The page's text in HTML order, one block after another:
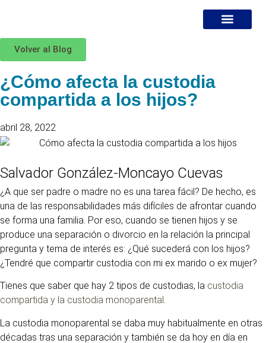
Volver al Blog
¿Cómo afecta la custodia
compartida a los hijos?
abril 28, 2022
Salvador González-Moncayo Cuevas
¿A que ser padre o madre no es una tarea fácil? De hecho, es
una de las responsabilidades más difíciles de afrontar cuando
se forma una familia. Por eso, cuando se tienen hijos y se
produce una separación o divorcio en la relación la principal
pregunta y tema de interés es: ¿Qué sucederá con los hijos?
¿Tendré que compartir custodia con mi ex marido o ex mujer?
Tienes que saber que hay 2 tipos de custodias, la custodia
compartida y la custodia monoparental .
La custodia monoparental se daba muy habitualmente en otras
décadas tras una separación y también se da hoy en día en